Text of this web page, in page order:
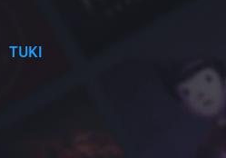
TUKI